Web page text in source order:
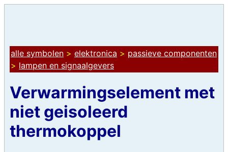
alle symbolen > elektronica > passieve componenten
> lampen en signaalgevers
Verwarmingselement met
niet geisoleerd
thermokoppel